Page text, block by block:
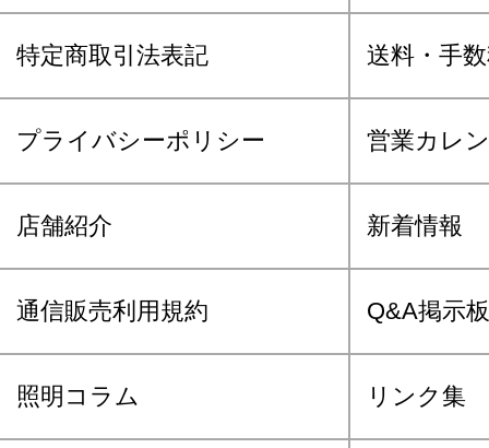
特定商取引法表記 送料・手
プライバシーポリシー 営業カレ
店舗紹介 新着情報
通信販売利用規約 Q&A掲示板
照明コラム リンク集